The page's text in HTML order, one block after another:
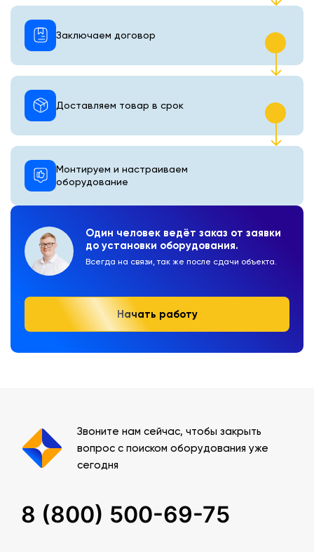
Один человек ведёт заказ от заявки
до установки оборудования.
Всегда на связи, так же после сдачи объекта.
Начать работу
Монтируем и настраиваем
оборудование
Доставляем товар в срок
Заключаем договор
Звоните нам сейчас, чтобы закрыть
вопрос с поиском оборудования уже
сегодня
8 (800) 500-69-75